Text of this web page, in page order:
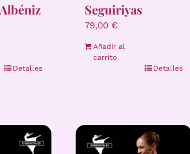
Detalles
Seguiriyas
79,00 €
Añadir al
carrito
Detalles